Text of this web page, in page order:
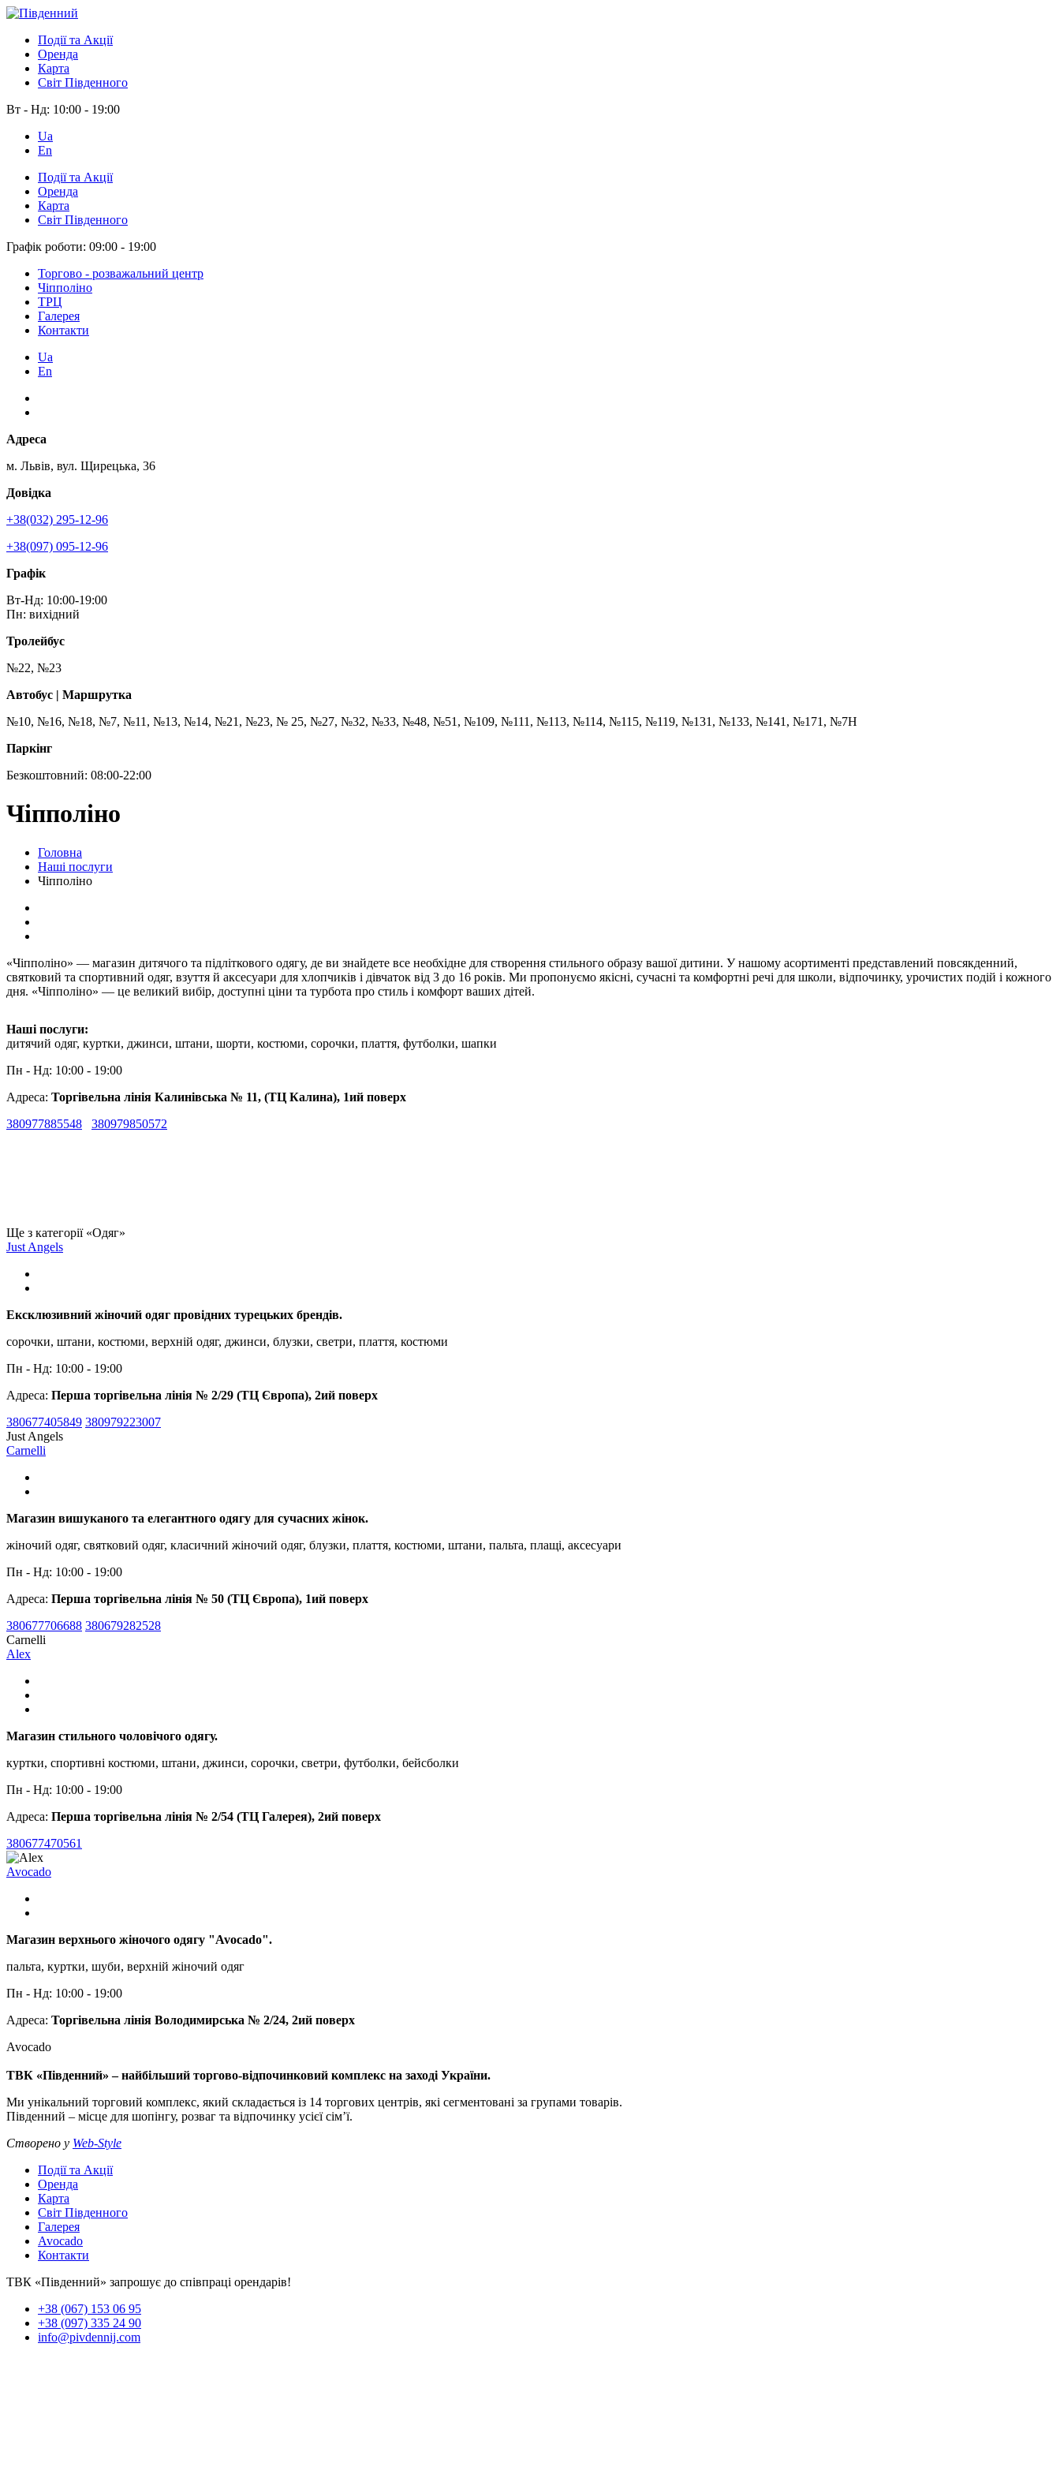
Події та Акції
Оренда
Карта
Світ Південного
Вт - Нд: 10:00 - 19:00
Ua
En
Події та Акції
Оренда
Карта
Світ Південного
Графік роботи: 09:00 - 19:00
Торгово - розважальний центр
Чіпполіно
ТРЦ
Галерея
Контакти
Ua
En
Адреса
м. Львів, вул. Щирецька, 36
Довідка
+38(032) 295-12-96
+38(097) 095-12-96
Графік
Вт-Нд: 10:00-19:00
Пн: вихідний
Тролейбус
№22, №23
Автобус | Маршрутка
№10, №16, №18, №7, №11, №13, №14, №21, №23, № 25, №27, №32, №33, №48, №51, №109, №111, №113, №114, №115, №119, №131, №133, №141, №171, №7Н
Паркінг
Безкоштовний: 08:00-22:00
Чіпполіно
Головна
Наші послуги
Чіпполіно
«Чіпполіно» — магазин дитячого та підліткового одягу, де ви знайдете все необхідне для створення стильного образу вашої дитини. У нашому асортименті представлений повсякденний,
святковий та спортивний одяг, взуття й аксесуари для хлопчиків і дівчаток від 3 до 16 років. Ми пропонуємо якісні, сучасні та комфортні речі для школи, відпочинку, урочистих подій і кожного
дня. «Чіпполіно» — це великий вибір, доступні ціни та турбота про стиль і комфорт ваших дітей.
Наші послуги:
дитячий одяг, куртки, джинси, штани, шорти, костюми, сорочки, плаття, футболки, шапки
Пн - Нд: 10:00 - 19:00
Адреса: Торгівельна лінія Калинівська № 11, (ТЦ Калина), 1ий поверх
380977885548
380979850572
Ще з категорії «Одяг»
Just Angels
Ексклюзивний жіночий одяг провідних турецьких брендів.
сорочки, штани, костюми, верхній одяг, джинси, блузки, светри, плаття, костюми
Пн - Нд: 10:00 - 19:00
Адреса: Перша торгівельна лінія № 2/29 (ТЦ Європа), 2ий поверх
380677405849 380979223007
Just Angels
Carnelli
Магазин вишуканого та елегантного одягу для сучасних жінок.
жіночий одяг, святковий одяг, класичний жіночий одяг, блузки, плаття, костюми, штани, пальта, плащі, аксесуари
Пн - Нд: 10:00 - 19:00
Адреса: Перша торгівельна лінія № 50 (ТЦ Європа), 1ий поверх
380677706688 380679282528
Carnelli
Alex
Магазин стильного чоловічого одягу.
куртки, спортивні костюми, штани, джинси, сорочки, светри, футболки, бейсболки
Пн - Нд: 10:00 - 19:00
Адреса: Перша торгівельна лінія № 2/54 (ТЦ Галерея), 2ий поверх
380677470561
Avocado
Магазин верхнього жіночого одягу "Avocado".
пальта, куртки, шуби, верхній жіночий одяг
Пн - Нд: 10:00 - 19:00
Адреса: Торгівельна лінія Володимирська № 2/24, 2ий поверх
Avocado
ТВК «Південний» – найбільший торгово-відпочинковий комплекс на заході України.
Ми унікальний торговий комплекс, який складається із 14 торгових центрів, які сегментовані за групами товарів.
Південний – місце для шопінгу, розваг та відпочинку усієї сім’ї.
Створено у Web-Style
Події та Акції
Оренда
Карта
Світ Південного
Галерея
Avocado
Контакти
ТВК «Південний» запрошує до співпраці орендарів!
+38 (067) 153 06 95
+38 (097) 335 24 90
info@pivdennij.com